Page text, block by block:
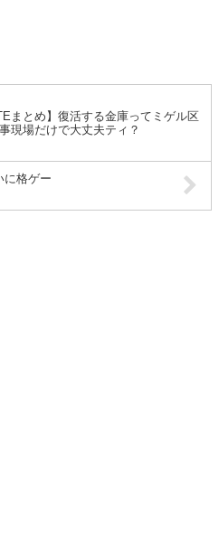
まとめ】復活する金庫ってミゲル区
現場だけで大丈夫ティ？
に格ゲー